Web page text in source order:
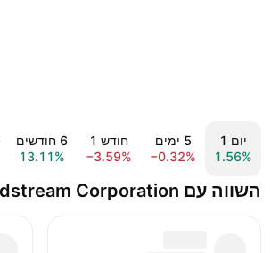
יום ‎1‎
1.56%
‎5‎ ימים
−0.32%
חודש ‎1‎
−3.59%
‎6‎ חודשים
13.11%
השווה עם Antero Midstream Corporation